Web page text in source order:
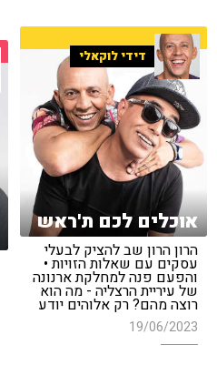
דידי לוקאלי
אוכלים לכם ת'ראש
הרון הרון שב להציק לבעלי
עסקים עם שאלות הזויות •
והפעם פנה למחלקת ארנונה
של עיריית הרצליה - מה הוא
רוצה מהם? רק אלוהים יודע
19/06/2023